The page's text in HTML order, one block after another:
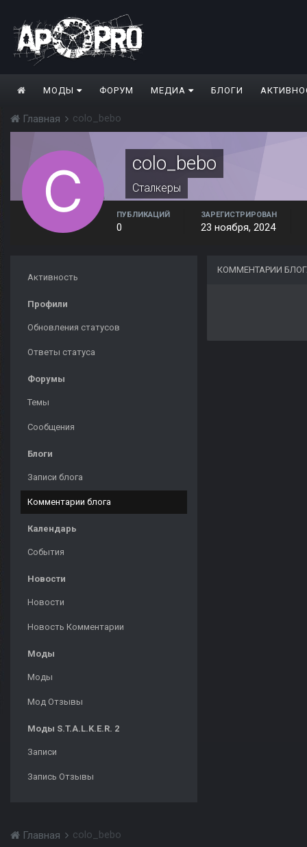
МОДЫ ФОРУМ МЕДИА БЛОГИ
Главная colo_bebo
colo_bebo
Сталкеры
ПУБЛИКАЦИЙ
0
ЗАРЕГИСТРИРОВАН
23 ноября, 2024
Активность
Профили
Обновления статусов
Ответы статуса
Форумы
Темы
Сообщения
Блоги
Записи блога
Комментарии блога
Календарь
События
Новости
Новости
Новость Комментарии
Моды
Моды
Мод Отзывы
Моды S.T.A.L.K.E.R. 2
Записи
Запись Отзывы
КОММЕНТАРИИ
Главная colo_bebo